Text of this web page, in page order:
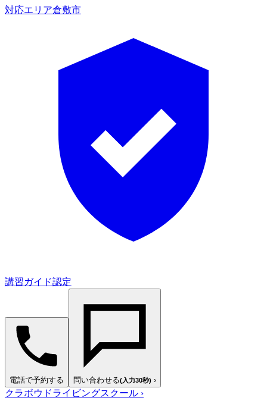
対応エリア倉敷市
講習ガイド認定
電話で予約する 問い合わせる(入力30秒) ›
クラボウドライビングスクール ›